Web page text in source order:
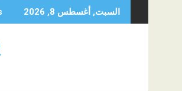
to
السبت, أغسطس 8, 2026